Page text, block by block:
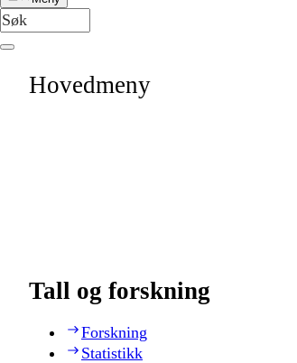
Hovedmeny
Tall og forskning
Forskning
Statistikk